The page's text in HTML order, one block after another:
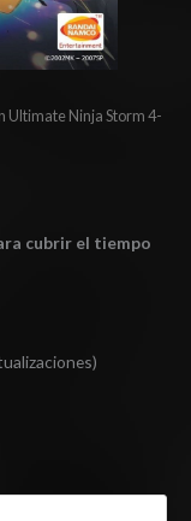
Ultimate Ninja Storm 4-
cubrir el tiempo